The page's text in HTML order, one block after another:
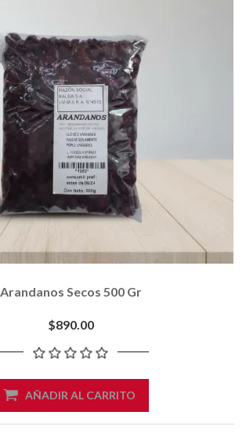
Arandanos Secos 500 Gr
$890.00
AÑADIR AL CARRITO